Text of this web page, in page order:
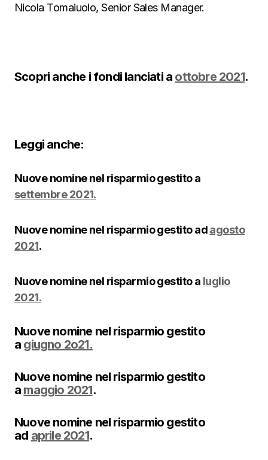
Nicola Tomaiuolo, Senior Sales Manager.
Scopri anche i fondi lanciati a ottobre 2021.
Leggi anche:
Nuove nomine nel risparmio gestito a
settembre 2021.
Nuove nomine nel risparmio gestito adagosto
2021.
Nuove nomine nel risparmio gestito a luglio
2021.
Nuove nomine nel risparmio gestito
a giugno 2o21.
Nuove nomine nel risparmio gestito
a maggio 2021.
Nuove nomine nel risparmio gestito
ad aprile 2021.